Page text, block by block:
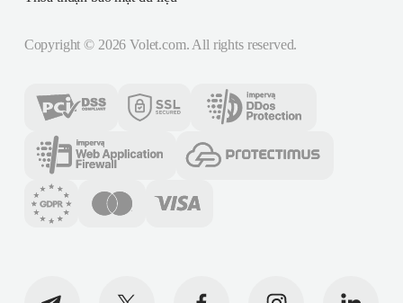
Copyright © 2026 Volet.com. All rights reserved.